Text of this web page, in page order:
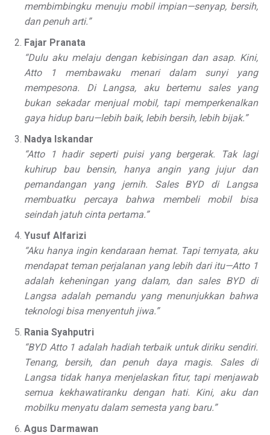
membimbingku menuju mobil impian—senyap, bersih,
dan penuh arti.”
Fajar Pranata
“Dulu aku melaju dengan kebisingan dan asap. Kini,
Atto 1 membawaku menari dalam sunyi yang
mempesona. Di Langsa, aku bertemu sales yang
bukan sekadar menjual mobil, tapi memperkenalkan
gaya hidup baru—lebih baik, lebih bersih, lebih bijak.”
Nadya Iskandar
“Atto 1 hadir seperti puisi yang bergerak. Tak lagi
kuhirup bau bensin, hanya angin yang jujur dan
pemandangan yang jernih. Sales BYD di Langsa
membuatku percaya bahwa membeli mobil bisa
seindah jatuh cinta pertama.”
Yusuf Alfarizi
“Aku hanya ingin kendaraan hemat. Tapi ternyata, aku
mendapat teman perjalanan yang lebih dari itu—Atto 1
adalah keheningan yang dalam, dan sales BYD di
Langsa adalah pemandu yang menunjukkan bahwa
teknologi bisa menyentuh jiwa.”
Rania Syahputri
“BYD Atto 1 adalah hadiah terbaik untuk diriku sendiri.
Tenang, bersih, dan penuh daya magis. Sales di
Langsa tidak hanya menjelaskan fitur, tapi menjawab
semua kekhawatiranku dengan hati. Kini, aku dan
mobilku menyatu dalam semesta yang baru.”
Agus Darmawan